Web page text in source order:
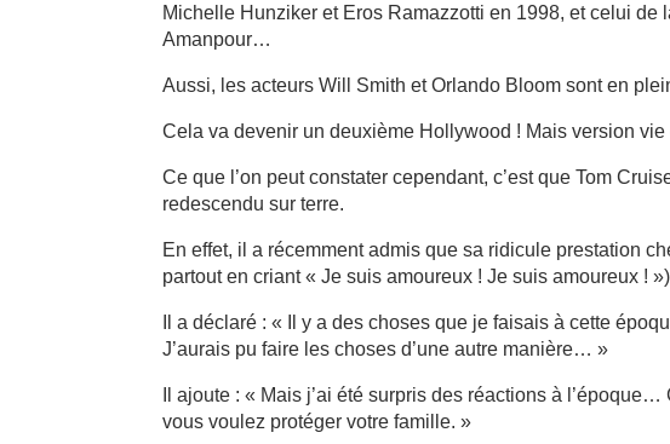
Michelle Hunziker et Eros Ramazzotti en 1998, et celui
Amanpour…
Aussi, les acteurs Will Smith et Orlando Bloom sont en
Cela va devenir un deuxième Hollywood ! Mais version vie
Ce que l’on peut constater cependant, c’est que Tom
redescendu sur terre.
En effet, il a récemment admis que sa ridicule prestation
partout en criant « Je suis amoureux ! Je suis amoureux !
Il a déclaré : « Il y a des choses que je faisais à cette
J’aurais pu faire les choses d’une autre manière… »
Il ajoute : « Mais j’ai été surpris des réactions à
vous voulez protéger votre famille. »